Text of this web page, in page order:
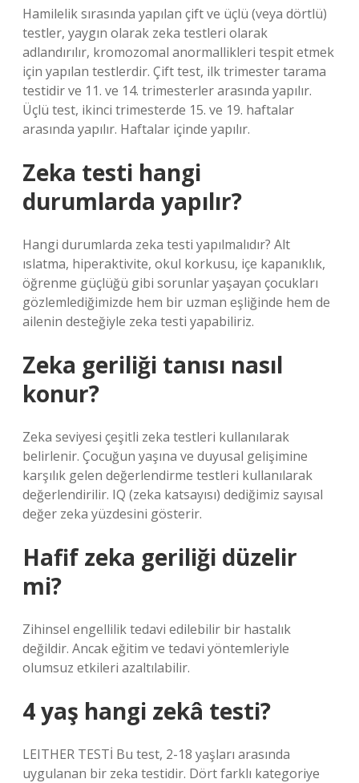
Hamilelik sırasında yapılan çift ve üçlü (veya dörtlü)
testler, yaygın olarak zeka testleri olarak
adlandırılır, kromozomal anormallikleri tespit etmek
için yapılan testlerdir. Çift test, ilk trimester tarama
testidir ve 11. ve 14. trimesterler arasında yapılır.
Üçlü test, ikinci trimesterde 15. ve 19. haftalar
arasında yapılır. Haftalar içinde yapılır.
Zeka testi hangi
durumlarda yapılır?
Hangi durumlarda zeka testi yapılmalıdır? Alt
ıslatma, hiperaktivite, okul korkusu, içe kapanıklık,
öğrenme güçlüğü gibi sorunlar yaşayan çocukları
gözlemlediğimizde hem bir uzman eşliğinde hem de
ailenin desteğiyle zeka testi yapabiliriz.
Zeka geriliği tanısı nasıl
konur?
Zeka seviyesi çeşitli zeka testleri kullanılarak
belirlenir. Çocuğun yaşına ve duyusal gelişimine
karşılık gelen değerlendirme testleri kullanılarak
değerlendirilir. IQ (zeka katsayısı) dediğimiz sayısal
değer zeka yüzdesini gösterir.
Hafif zeka geriliği düzelir
mi?
Zihinsel engellilik tedavi edilebilir bir hastalık
değildir. Ancak eğitim ve tedavi yöntemleriyle
olumsuz etkileri azaltılabilir.
4 yaş hangi zekâ testi?
LEITHER TESTİ Bu test, 2-18 yaşları arasında
uygulanan bir zeka testidir. Dört farklı kategoriye